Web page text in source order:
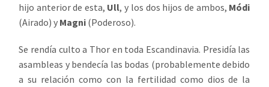
hijo anterior de esta, Ull, y los dos hijos de ambos, Módi
(Airado) y Magni (Poderoso).
Se rendía culto a Thor en toda Escandinavia. Presidía las
asambleas y bendecía las bodas (probablemente debido
a su relación como con la fertilidad como dios de la